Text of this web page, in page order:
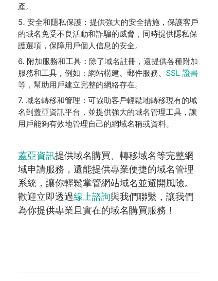
產。
5. 安全和隱私保護：提供強大的安全措施，保護客戶
的域名免受不良活動和詐騙的威脅，同時提供隱私保
護選項，保障用戶個人信息的安全。
6. 附加服務和工具：除了域名註冊，還提供各種附加
服務和工具，例如：網站構建、郵件服務、 SSL 證書
等，幫助用戶建立完整的網絡存在。
7. 域名轉移和管理：可協助客戶輕鬆地轉移現有的域
名到蓋亞資訊平台，並提供強大的域名管理工具，讓
用戶能夠有效地管理自己的網域名稱或資料。
蓋亞資訊提供域名購買、轉移域名等完整網
域申請服務，還能提供專業便捷的域名管理
系統，讓你輕鬆掌管網站域名並避開風險。
歡迎立即透過線上諮詢與我們聯繫，讓我們
為你提供專業且實在的域名購買服務！